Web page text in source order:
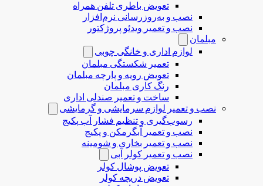
تعویض باطری تلفن همراه
نصب و به‌روزرسانی نرم‌افزار
نصب و تعمیر ویدئو پروژکتور
مبلمان
لوازم اداری و خانگی چوبی
تعمیر شکستگی مبلمان
تعویض رویه و پارچه مبلمان
رنگ کاری مبلمان
ساخت و تعمیر صندلی اداری
نصب و تعمیر لوازم سرمایشی و گرمایشی
رسوب‌گیری و تنظیم فشار آب پکیج
نصب و تعمیر آبگرمکن و پکیج
نصب و تعمیر بخاری و شومینه
نصب و تعمیر کولر آبی
تعویض پوشال کولر
تعویض دریچه کولر